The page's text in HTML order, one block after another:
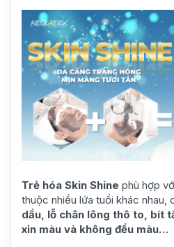
Trẻ hóa Skin Shine phù hợp
thuộc nhiều lứa tuổi khác nhau,
dầu, lỗ chân lông thô to, bít
xỉn màu và không đều màu…